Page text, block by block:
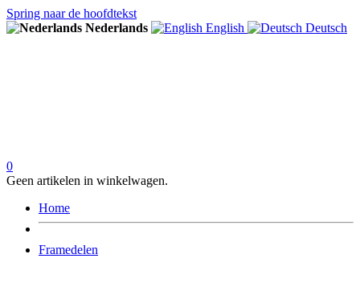
Spring naar de hoofdtekst
Nederlands
English Deutsch
0
Geen artikelen in winkelwagen.
Home
Framedelen